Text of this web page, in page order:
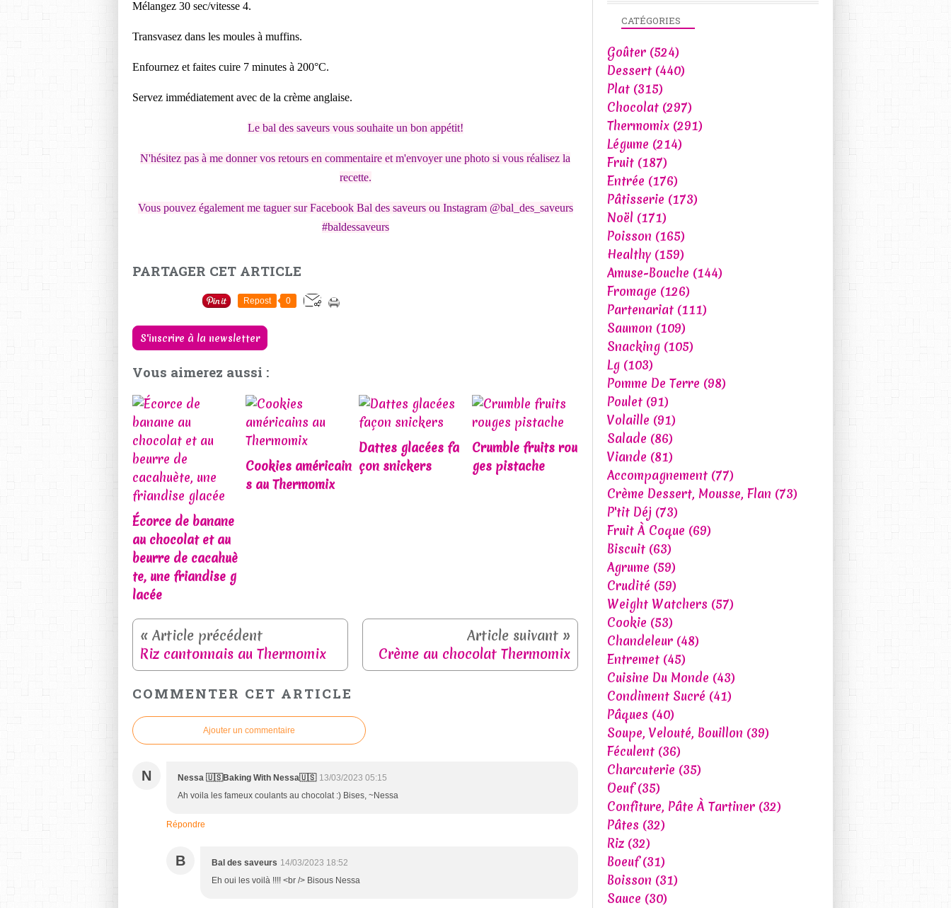
Mélangez 30 sec/vitesse 4.
Transvasez dans les moules à muffins.
Enfournez et faites cuire 7 minutes à 200°C.
Servez immédiatement avec de la crème anglaise.
Le bal des saveurs vous souhaite un bon appétit!
N'hésitez pas à me donner vos retours en commentaire et m'envoyer une photo si vous réalisez la
recette.
Vous pouvez également me taguer sur Facebook Bal des saveurs ou Instagram @bal_des_saveurs
#baldessaveurs
PARTAGER CET ARTICLE
Repost 0
S'inscrire à la newsletter
Vous aimerez aussi :
Écorce de banane
au chocolat et au
beurre de cacahuè
te, une friandise g
lacée
Cookies américain
s au Thermomix
Dattes glacées fa
çon snickers
Crumble fruits rou
ges pistache
Riz cantonnais au Thermomix Crème au chocolat Thermomix
COMMENTER CET ARTICLE
Ajouter un commentaire
N Nessa 🇺🇸Baking With Nessa🇺🇸 13/03/2023 05:15
Ah voila les fameux coulants au chocolat :) Bises, ~Nessa
Répondre
B Bal des saveurs 14/03/2023 18:52
Eh oui les voilà !!!! <br /> Bisous Nessa
CATÉGORIES
Goûter (524)
Dessert (440)
Plat (315)
Chocolat (297)
Thermomix (291)
Légume (214)
Fruit (187)
Entrée (176)
Pâtisserie (173)
Noël (171)
Poisson (165)
Healthy (159)
Amuse-Bouche (144)
Fromage (126)
Partenariat (111)
Saumon (109)
Snacking (105)
Lg (103)
Pomme De Terre (98)
Poulet (91)
Volaille (91)
Salade (86)
Viande (81)
Accompagnement (77)
Crème Dessert, Mousse, Flan (73)
P'tit Déj (73)
Fruit À Coque (69)
Biscuit (63)
Agrume (59)
Crudité (59)
Weight Watchers (57)
Cookie (53)
Chandeleur (48)
Entremet (45)
Cuisine Du Monde (43)
Condiment Sucré (41)
Pâques (40)
Soupe, Velouté, Bouillon (39)
Féculent (36)
Charcuterie (35)
Oeuf(35)
Confiture, Pâte À Tartiner (32)
Pâtes (32)
Riz (32)
Boeuf(31)
Boisson (31)
Sauce (30)